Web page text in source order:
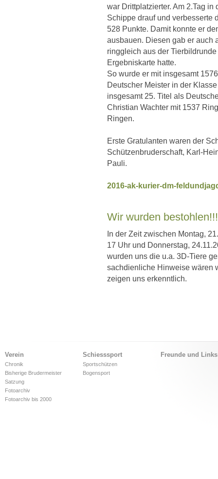
war Drittplatzierter. Am 2.Tag
Schippe drauf und verbesserte
528 Punkte. Damit konnte er
ausbauen. Diesen gab er auch
ringgleich aus der
Ergebniskarte hatte.
So wurde er mit insgesamt
Deutscher Meister in der
insgesamt 25. Titel als
Christian Wachter mit 1537
Ringen.
Erste Gratulanten waren der
Schützenbruderschaft, Karl-
Pauli.
2016-ak-kurier-dm-
Wir wurden bestohlen!!!
In der Zeit zwischen Montag,
17 Uhr und Donnerstag,
wurden uns die u.a. 3D-Tiere
sachdienliche Hinweise wären
zeigen uns erkenntlich.
Verein
Chronik
Bisherige Brudermeister
Satzung
Fotoarchiv
Fotoarchiv bis 2000
Schiesssport
Sportschützen
Bogensport
Freunde und Links